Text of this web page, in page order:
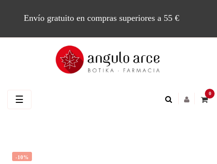
Envío gratuito en compras superiores a 55 €
0
Navegación
☰
-10%